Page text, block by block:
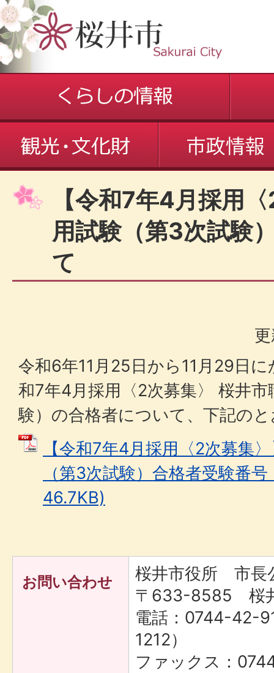
【令和7年4月採用
用試験（第3次試験
て
令和6年11月25日から11月29日
和7年4月採用〈2次募集〉 桜井
験）の合格者について、下記の
【令和7年4月採用〈2次募集
（第3次試験）合格者受験番
46.7KB)
お問い合わせ
桜井市役所 市
〒633-8585 桜
電話：0744-42-
1212）
ファックス：